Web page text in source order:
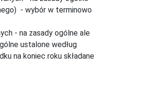
- wybór w terminowo
- na zasady ogólne ale
ustalone według
na koniec roku składane